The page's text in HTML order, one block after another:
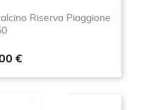
Riserva Piaggione
€